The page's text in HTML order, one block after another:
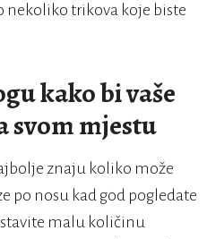
nekoliko trikova koje biste
kako bi vaše
svom mjestu
znaju koliko može
po nosu kad god pogledate
stavite malu količinu